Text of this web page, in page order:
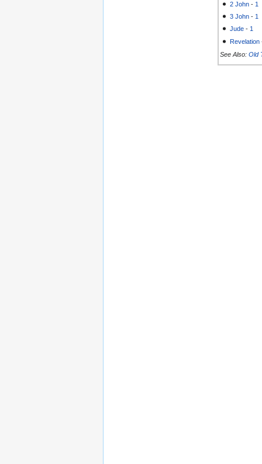
2 John - 1
3 John - 1
Jude -1
Revelation
See Also: Old